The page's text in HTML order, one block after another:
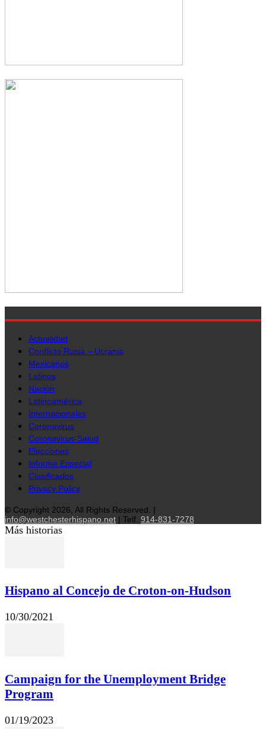
Actualidad
Conflicto Rusia – Ucrania
Mexicanos
Latinos
Nación
Latinoamérica
Internacionales
Coronavirus
Coronavirus-Salud
Elecciones
Informe Especial
Clasificados
Privacy Policy
© Copyright 2026, All Rights Reserved. |
info@westchesterhispano.net | Telf. 914-831-7278
Más historias
Hispano al Concejo de Croton-on-Hudson
10/30/2021
Campaign for the Unemployment Bridge
Program
01/19/2023